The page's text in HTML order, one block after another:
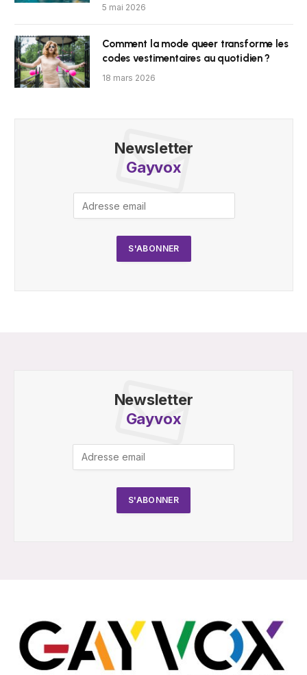
5 mai 2026
Comment la mode queer transforme les
codes vestimentaires au quotidien ?
18 mars 2026
Newsletter
Gayvox
Newsletter
Gayvox